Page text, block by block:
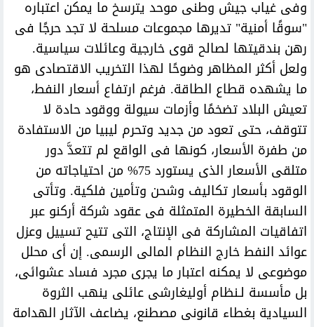
وفى غياب جيش وطنى موحد يترسخ ما يمكن اعتباره
"سوقًا أمنية" تديرها مجموعات مسلحة لا تجد حرجًا فى
رهن بندقيتها لصالح قوى خارجية وعائلات سياسية.
ولعل أكثر المظاهر وضوحًا لهذا التخريب الاقتصادى هو
ما يشهده قطاع الطاقة. فرغم ارتفاع أسعار النفط،
تعيش البلاد تضخمًا وأزمات سيولة ووقود حادة لا
تتوقف، حتى تعود من جديد وتحرم ليبيا من الاستفادة
من طفرة الأسعار، كونها فى الواقع لم تتعدَّ دور
متلقى الأسعار الذى يستورد 75% من احتياجاته من
الوقود بأسعار تكاليف وشحن وتأمين فلكية. وتأتى
السابقة الخطيرة المتمثلة فى عقود شركة أركنو عبر
اتفاقيات المشاركة فى الإنتاج، التى تتيح تسييل وعزل
عوائد النفط خارج النظام المالى الرسمى. إن أى محلل
موضوعى لا يمكنه اعتبار ما يجرى مجرد فساد عشوائى،
بل مأسسة لـنظام أوليغارشى عائلى ينهب الثروة
السيادية بغطاء قانونى مصطنع، يضاعف الآثار الهدامة